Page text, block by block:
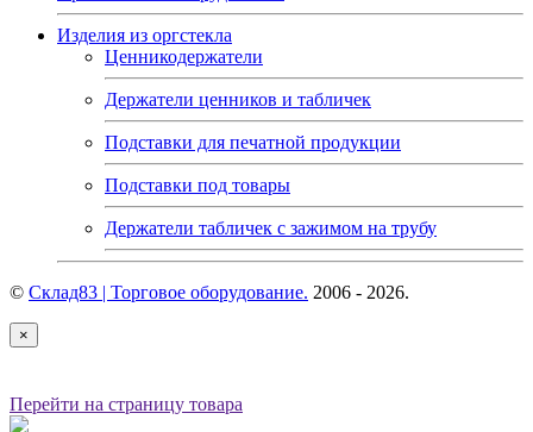
Изделия из оргстекла
Ценникодержатели
Держатели ценников и табличек
Подставки для печатной продукции
Подставки под товары
Держатели табличек с зажимом на трубу
© Склад83 | Торговое оборудование. 2006 - 2026.
×
Перейти на страницу товара